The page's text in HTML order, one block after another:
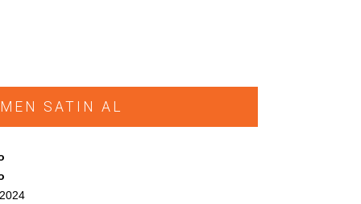
SATIN AL